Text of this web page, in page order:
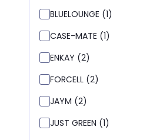
BLUELOUNGE (1)
CASE-MATE (1)
ENKAY (2)
FORCELL (2)
JAYM (2)
JUST GREEN (1)